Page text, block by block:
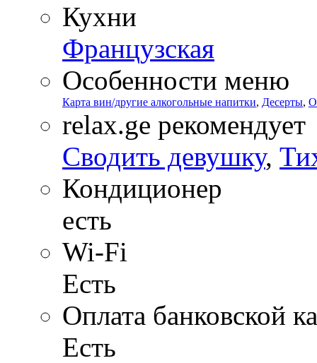
Кухни
Французская
Особенности меню
Карта вин/другие алкогольные напитки, Десерты,
relax.ge рекомендует
Сводить девушку,
Кондиционер
есть
Wi-Fi
Есть
Оплата банковской
Есть